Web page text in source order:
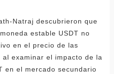
Natraj descubrieron que
estable USDT no
en el precio de las
examinar el impacto de la
en el mercado secundario